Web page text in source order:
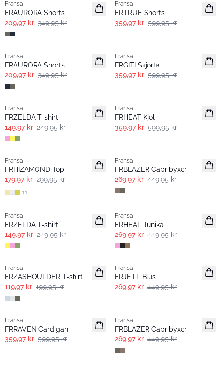
Fransa
FRAURORA Shorts
209,97 kr 349,95 kr
Fransa
FRTRUE Shorts
359,97 kr 599,95 kr
- 40%
Fransa
FRAURORA Shorts
209,97 kr 349,95 kr
Fransa
FRGITI Skjorta
359,97 kr 599,95 kr
- 40%
Fransa
FRZELDA T-shirt
149,97 kr 249,95 kr
Fransa
FRHEAT Kjol
359,97 kr 599,95 kr
- 40%
Fransa
FRHIZAMOND Top
179,97 kr 299,95 kr
+11
Fransa
FRBLAZER Capribyxor
269,97 kr 449,95 kr
Fransa
FRZELDA T-shirt
149,97 kr 249,95 kr
Fransa
FRHEAT Tunika
269,97 kr 449,95 kr
- 40%
Fransa
FRZASHOULDER T-shirt
119,97 kr 199,95 kr
- 40%
Fransa
FRJETT Blus
269,97 kr 449,95 kr
- 40%
Fransa
FRRAVEN Cardigan
359,97 kr 599,95 kr
Fransa
FRBLAZER Capribyxor
269,97 kr 449,95 kr